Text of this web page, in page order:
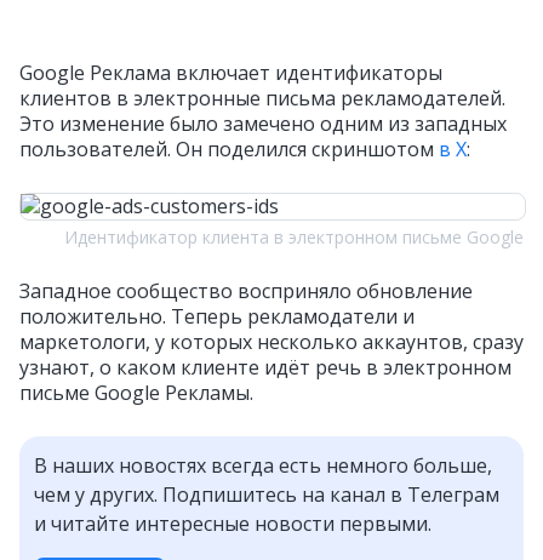
Google Реклама включает идентификаторы
клиентов в электронные письма рекламодателей.
Это изменение было замечено одним из западных
пользователей. Он поделился скриншотом в X:
Идентификатор клиента в электронном письме Google
Западное сообщество восприняло обновление
положительно. Теперь рекламодатели и
маркетологи, у которых несколько аккаунтов, сразу
узнают, о каком клиенте идёт речь в электронном
письме Google Рекламы.
В наших новостях всегда есть немного больше,
чем у других. Подпишитесь на канал в Телеграм
и читайте интересные новости первыми.